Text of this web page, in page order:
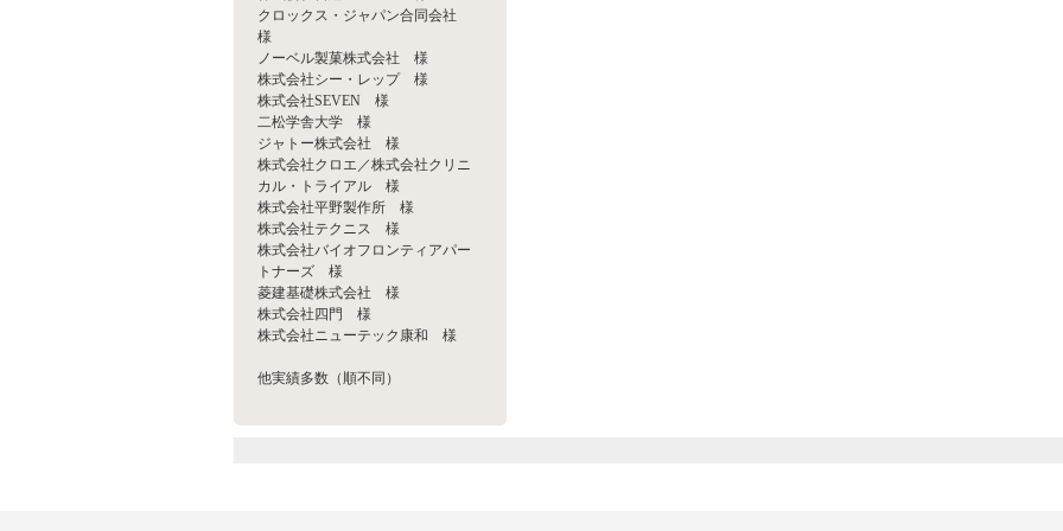
クロックス・ジャパン合同会社
様
ノーベル製菓株式会社 様
株式会社シー・レップ 様
株式会社SEVEN 様
二松学舎大学 様
ジャトー株式会社 様
株式会社クロエ／株式会社クリニ
カル・トライアル 様
株式会社平野製作所 様
株式会社テクニス 様
株式会社バイオフロンティアパー
トナーズ 様
菱建基礎株式会社 様
株式会社四門 様
株式会社ニューテック康和 様
他実績多数（順不同）